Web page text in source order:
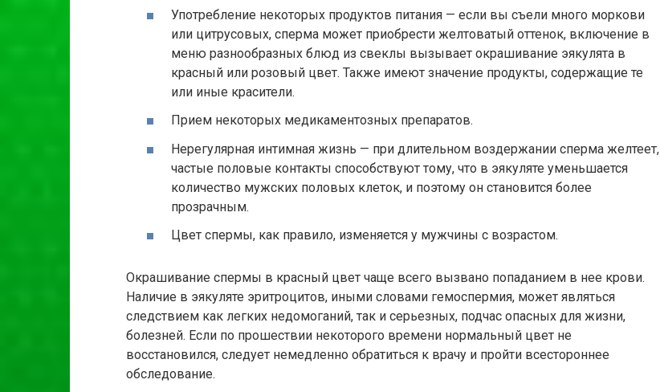
Употребление некоторых продуктов питания — если вы съели много моркови
или цитрусовых, сперма может приобрести желтоватый оттенок, включение в
меню разнообразных блюд из свеклы вызывает окрашивание эякулята в
красный или розовый цвет. Также имеют значение продукты, содержащие те
или иные красители.
Прием некоторых медикаментозных препаратов.
Нерегулярная интимная жизнь — при длительном воздержании сперма желтеет,
частые половые контакты способствуют тому, что в эякуляте уменьшается
количество мужских половых клеток, и поэтому он становится более
прозрачным.
Цвет спермы, как правило, изменяется у мужчины с возрастом.
Окрашивание спермы в красный цвет чаще всего вызвано попаданием в нее крови.
Наличие в эякуляте эритроцитов, иными словами гемоспермия, может являться
следствием как легких недомоганий, так и серьезных, подчас опасных для жизни,
болезней. Если по прошествии некоторого времени нормальный цвет не
восстановился, следует немедленно обратиться к врачу и пройти всестороннее
обследование.